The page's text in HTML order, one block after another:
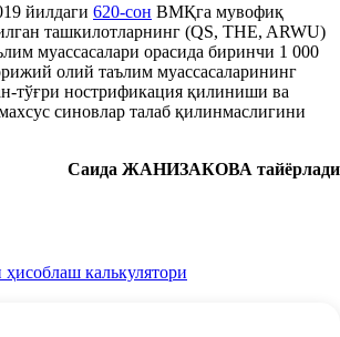
йилдаги 620-сон ВМҚга мувофиқ
ташкилотларнинг (QS, THE, ARWU)
муассасалари орасида биринчи 1 000
олий таълим муассасаларининг
тўғри нострификация қилиниши ва
синовлар талаб қилинмаслигини
Саида ЖАНИЗАКОВА тайёрлади